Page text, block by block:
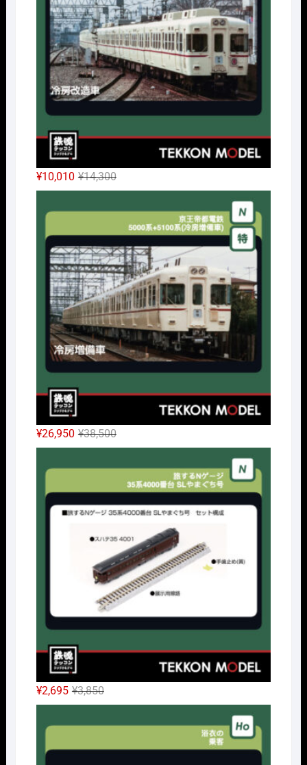
¥14,300元
の
価
¥14,300
で
し
た。
¥10,010
現
在
の
は
¥10,010
で
す。
¥38,500元
の
価
¥38,500
し
た。
¥26,950
現
在
の
は
で
す。
¥3,850元
の
価
¥2,695
現
在
の